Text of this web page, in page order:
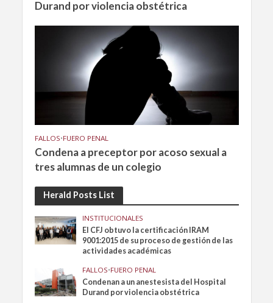
Durand por violencia obstétrica
FALLOS•FUERO PENAL
Condena a preceptor por acoso sexual a
tres alumnas de un colegio
Herald Posts List
INSTITUCIONALES
El CFJ obtuvo la certificación IRAM
9001:2015 de su proceso de gestión de las
actividades académicas
FALLOS•FUERO PENAL
Condenan a un anestesista del Hospital
Durand por violencia obstétrica